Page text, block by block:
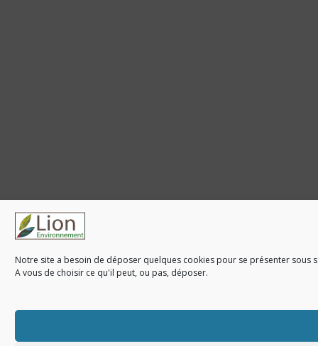
Notre site a besoin de déposer quelques cookies pour se présenter sous
A vous de choisir ce qu'il peut, ou pas, déposer.